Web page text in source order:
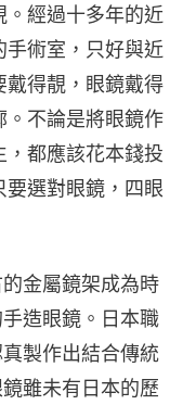
經過十多年的近
術室，只好與近
戴得靚，眼鏡戴得
。不論是將眼鏡作
都應該花本錢投
選對眼鏡，四眼
金屬鏡架成為時
造眼鏡。日本職
製作出結合傳統
雖未有日本的歷